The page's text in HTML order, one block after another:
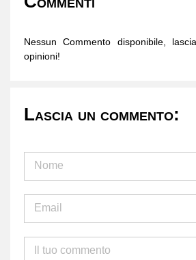
Nessun Commento disponibile,
opinioni!
Lascia un commento: